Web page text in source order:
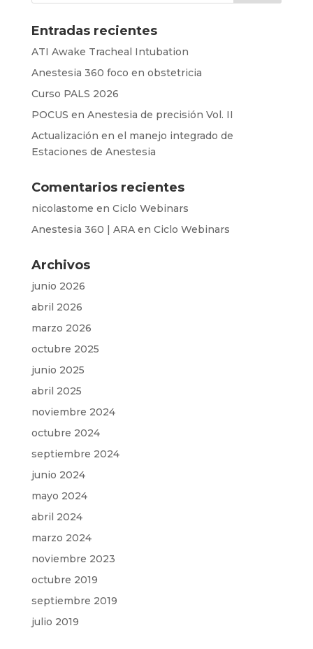
Entradas recientes
ATI Awake Tracheal Intubation
Anestesia 360 foco en obstetricia
Curso PALS 2026
POCUS en Anestesia de precisión Vol. II
Actualización en el manejo integrado de
Estaciones de Anestesia
Comentarios recientes
nicolastome en Ciclo Webinars
Anestesia 360 | ARAen Ciclo Webinars
Archivos
junio 2026
abril 2026
marzo 2026
octubre 2025
junio 2025
abril 2025
noviembre 2024
octubre 2024
septiembre 2024
junio 2024
mayo 2024
abril 2024
marzo 2024
noviembre 2023
octubre 2019
septiembre 2019
julio 2019